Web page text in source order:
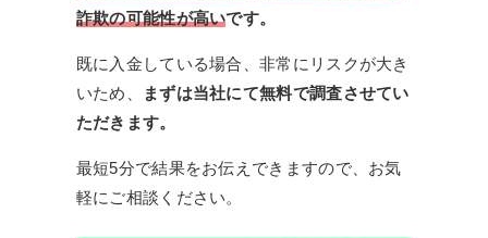
詐欺の可能性が高いです。
既に入金している場合、非常にリスクが大き
いため、
まずは当社にて無料で調査させてい
ただきます。
最短5分で結果をお伝えできますので、お気
軽にご相談ください。